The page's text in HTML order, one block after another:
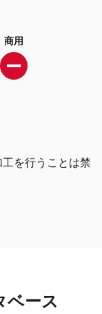
商用
工を行うことは禁
ベース